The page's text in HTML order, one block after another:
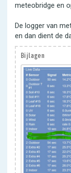
meteobridge en
De logger van
en dan dient de
Bijlagen